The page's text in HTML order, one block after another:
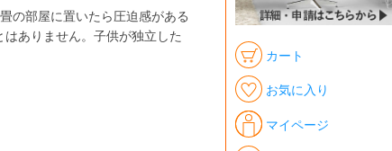
の部屋に置いたら圧迫感がある
ありません。子供が独立した
カート
お気に入り
マイページ